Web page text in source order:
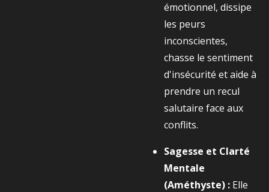
émotionnel, dissipe
les peurs
inconscientes,
chasse le sentiment
d'insécurité et aide à
prendre un recul
salutaire face aux
conflits.
Sagesse et Clarté
Mentale
(Améthyste) : Elle